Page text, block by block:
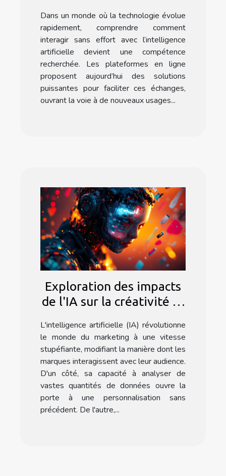
effort via les
plateformes en ligne
Dans un monde où la technologie évolue
rapidement, comprendre comment
interagir sans effort avec l’intelligence
artificielle devient une compétence
recherchée. Les plateformes en ligne
proposent aujourd’hui des solutions
puissantes pour faciliter ces échanges,
ouvrant la voie à de nouveaux usages...
Exploration des impacts
de l'IA sur la créativité et
L'intelligence artificielle (IA) révolutionne
le monde du marketing à une vitesse
stupéfiante, modifiant la manière dont les
marques interagissent avec leur audience.
D'un côté, sa capacité à analyser de
vastes quantités de données ouvre la
porte à une personnalisation sans
précédent. De l'autre,...